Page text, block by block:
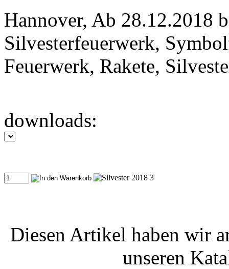
Hannover, Ab 28.12.2018
Silvesterfeuerwerk,
Feuerwerk, Rakete,
downloads:
Diesen Artikel haben wir
unseren